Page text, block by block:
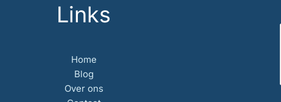
Links
Home
Blog
Over ons